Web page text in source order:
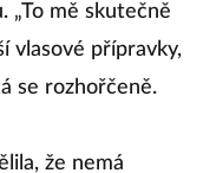
„To mě skutečně
vlasové přípravky,
se rozhořčeně.
že nemá